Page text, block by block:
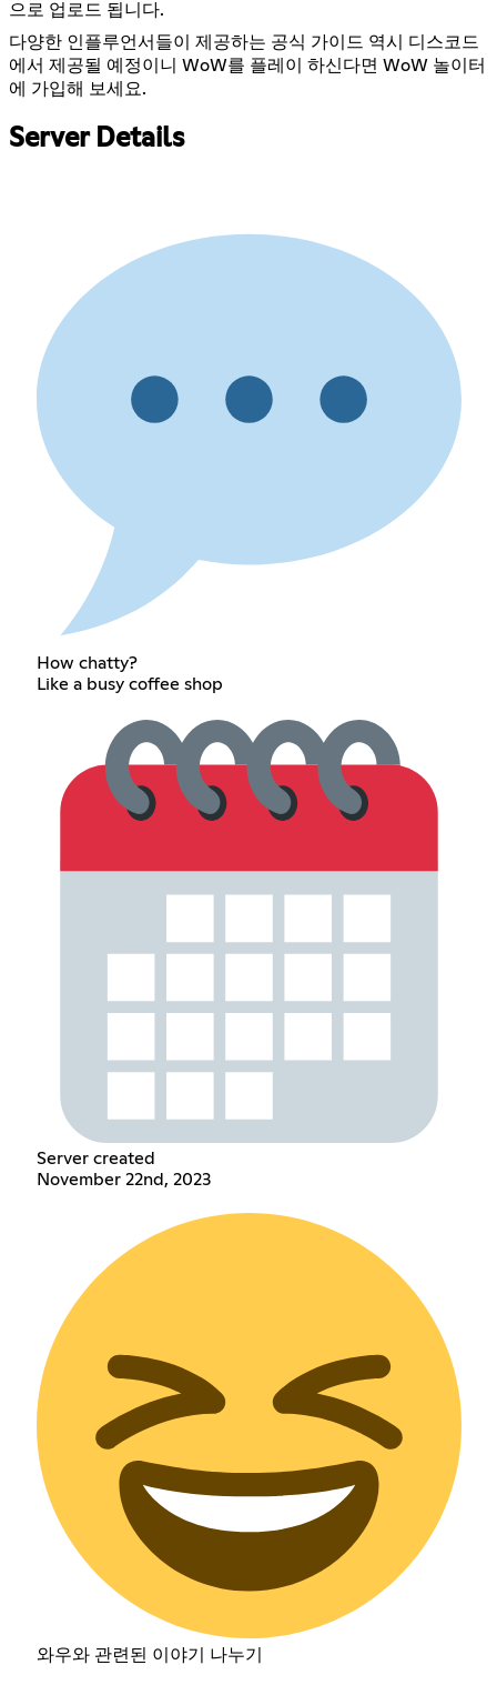
으로 업로드 됩니다.
다양한 인플루언서들이 제공하는 공식 가이드 역시 디스코드
에서 제공될 예정이니 WoW를 플레이 하신다면 WoW 놀이터
에 가입해 보세요.
Server Details
How chatty?
Like a busy coffee shop
Server created
November 22nd, 2023
와우와 관련된 이야기 나누기